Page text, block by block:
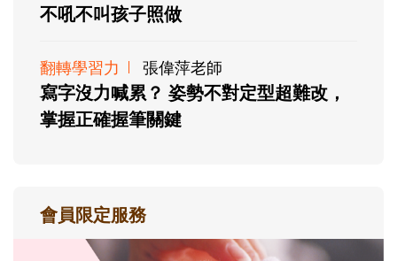
不吼不叫孩子照做
翻轉學習力 張偉萍老師
寫字沒力喊累？ 姿勢不對定型超難改，
掌握正確握筆關鍵
會員限定服務